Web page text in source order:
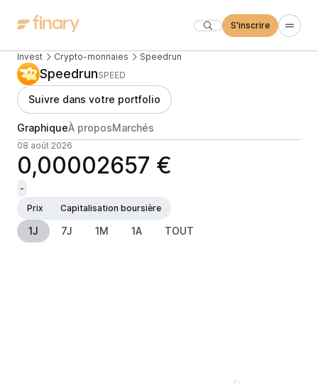
S'inscrire
Invest Crypto-monnaies Speedrun
SpeedrunSPEED
Suivre dans votre portfolio
GraphiqueÀ proposMarchés
08 août 2026
0,00002657 €
-
Prix
Capitalisation boursière
1J 7J 1M 1A TOUT